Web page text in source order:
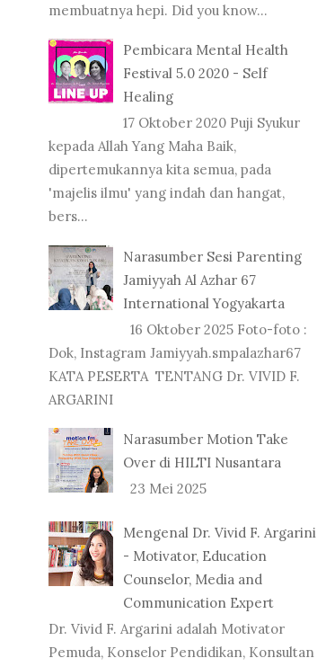
membuatnya hepi. Did you know...
Pembicara Mental Health
Festival 5.0 2020 - Self
Healing
17 Oktober 2020 Puji Syukur
kepada Allah Yang Maha Baik,
dipertemukannya kita semua, pada
'majelis ilmu' yang indah dan hangat,
bers...
Narasumber Sesi Parenting
Jamiyyah Al Azhar 67
International Yogyakarta
16 Oktober 2025 Foto-foto :
Dok, Instagram Jamiyyah.smpalazhar67
KATA PESERTA TENTANG Dr. VIVID F.
ARGARINI
Narasumber Motion Take
Over di HILTI Nusantara
23 Mei 2025
Mengenal Dr. Vivid F. Argarini
- Motivator, Education
Counselor, Media and
Communication Expert
Dr. Vivid F. Argarini adalah Motivator
Pemuda, Konselor Pendidikan, Konsultan